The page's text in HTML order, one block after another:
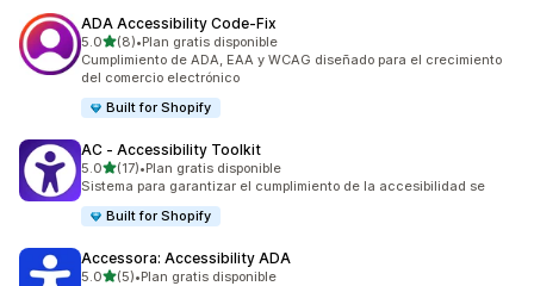
ADA Accessibility Code‑Fix
5.0de 5 estrellas
(8)
8 reseñas en total
•Plan gratis disponible
Cumplimiento de ADA, EAA y WCAG diseñado para el crecimiento
del comercio electrónico
Built for Shopify
AC ‑ Accessibility Toolkit
5.0de 5 estrellas
(17)
17 reseñas en total
•Plan gratis disponible
Sistema para garantizar el cumplimiento de la accesibilidad se
Built for Shopify
Accessora: Accessibility ADA
5.0de 5 estrellas
(5)•Plan gratis disponible